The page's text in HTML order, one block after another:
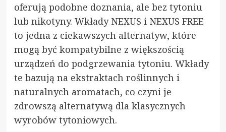
oferują podobne doznania, ale bez tytoniu
lub nikotyny. Wkłady NEXUS i NEXUS FREE
to jedna z ciekawszych alternatyw, które
mogą być kompatybilne z większością
urządzeń do podgrzewania tytoniu. Wkłady
te bazują na ekstraktach roślinnych i
naturalnych aromatach, co czyni je
zdrowszą alternatywą dla klasycznych
wyrobów tytoniowych.